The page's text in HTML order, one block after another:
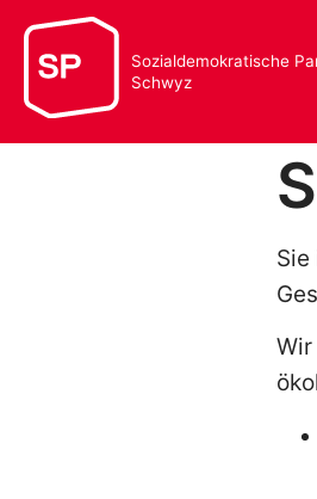
Sozialdemokratische
Schwyz